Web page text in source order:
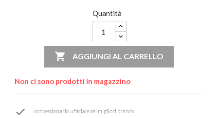
Quantità
 AGGIUNGI AL CARRELLO
Non ci sono prodotti in magazzino
done concessionario ufficiale dei migliori brands